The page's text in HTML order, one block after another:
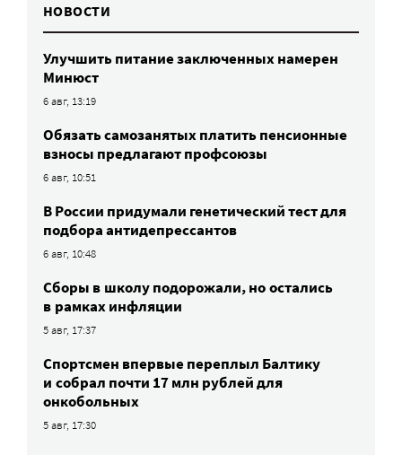
НОВОСТИ
Улучшить питание заключенных намерен
Минюст
6 авг, 13:19
Обязать самозанятых платить пенсионные
взносы предлагают профсоюзы
6 авг, 10:51
В России придумали генетический тест для
подбора антидепрессантов
6 авг, 10:48
Сборы в школу подорожали, но остались
в рамках инфляции
5 авг, 17:37
Спортсмен впервые переплыл Балтику
и собрал почти 17 млн рублей для
онкобольных
5 авг, 17:30